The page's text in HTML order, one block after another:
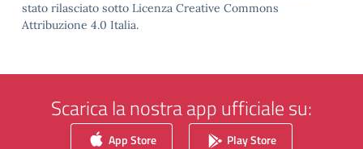
stato rilasciato sotto Licenza Creative Commons
Attribuzione 4.0 Italia.
Scarica la nostra app ufficiale su:
App Store Play Store